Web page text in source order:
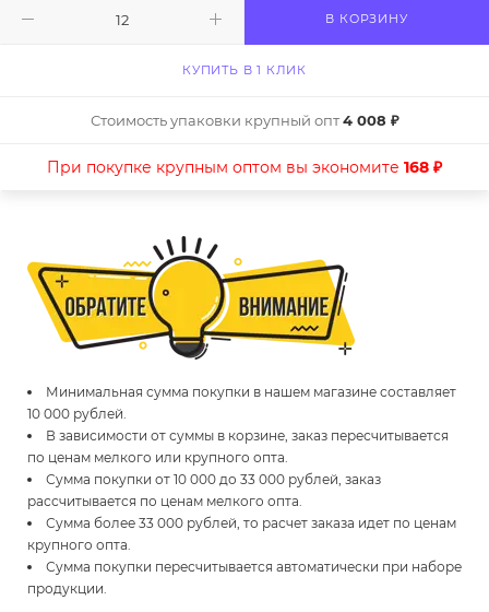
В КОРЗИНУ
КУПИТЬ В 1 КЛИК
Стоимость упаковки крупный опт4 008 ₽
При покупке крупным оптом вы экономите 168 ₽
Минимальная сумма покупки в нашем магазине составляет
10 000 рублей.
В зависимости от суммы в корзине, заказ пересчитывается
по ценам мелкого или крупного опта.
Сумма покупки от 10 000 до 33 000 рублей, заказ
рассчитывается по ценам мелкого опта.
Сумма более 33 000 рублей, то расчет заказа идет по ценам
крупного опта.
Сумма покупки пересчитывается автоматически при наборе
продукции.